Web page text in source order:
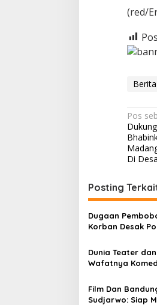
D
e
R
r
i
(red/
Berita
N
a
v
i
g
a
s
i
p
o
s
Pos
Di
Posting
Dugaan
Korban Desak
Dunia Teater
Wafatnya
Film Dan
Sudjarwo: Siap